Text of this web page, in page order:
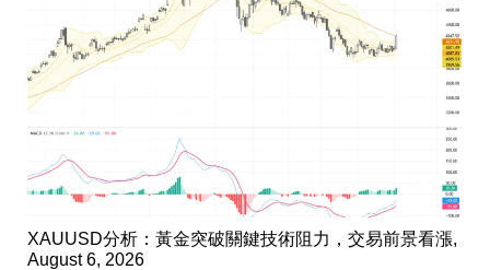
XAUUSD分析：黃金突破關鍵技術阻力，交易前景看漲,
August 6, 2026